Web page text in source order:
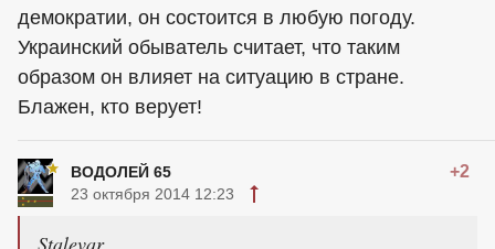
демократии, он состоится в любую погоду.
Украинский обыватель считает, что таким
образом он влияет на ситуацию в стране.
Блажен, кто верует!
ВОДОЛЕЙ 65 +2
23 октября 2014 12:23
Stalevar